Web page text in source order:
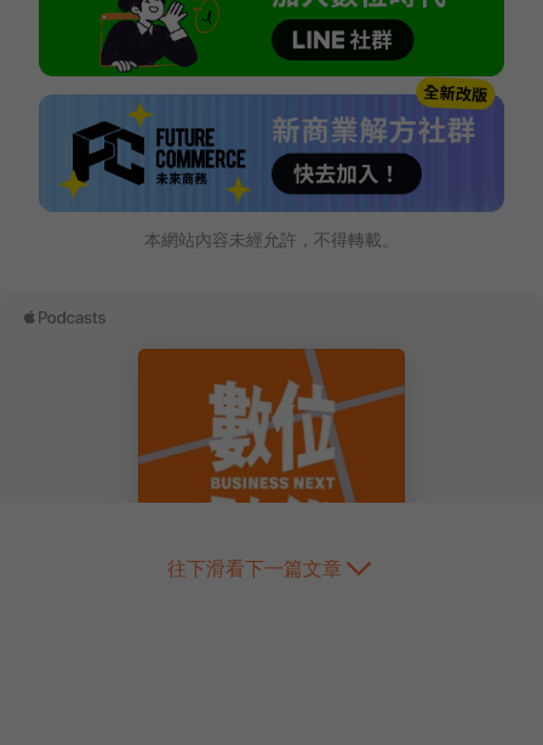
本網站內容未經允許，不得轉載。
往下滑看下一篇文章